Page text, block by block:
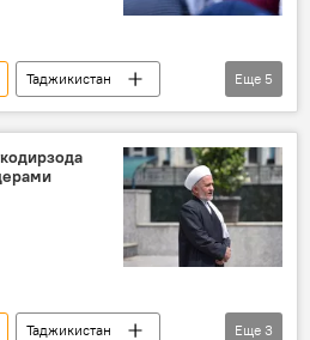
Таджикистан
последние новости
Еще 5
Таджикистан
Еще 3